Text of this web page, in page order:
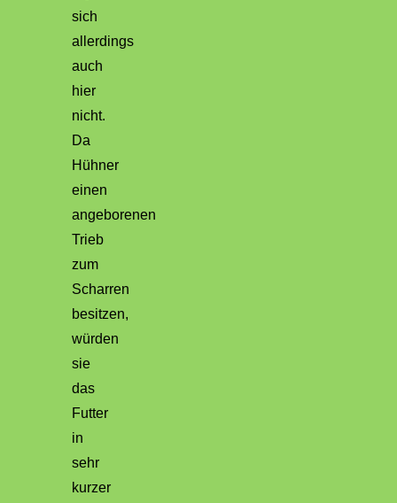
sich
allerdings
auch
hier
nicht.
Da
Hühner
einen
angeborenen
Trieb
zum
Scharren
besitzen,
würden
sie
das
Futter
in
sehr
kurzer